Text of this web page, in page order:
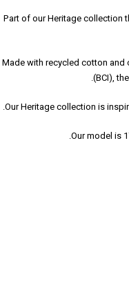
Part of our Heritage collection
Made with recycled cotton and
(BCI),
Our Heritage collection is
Our model is